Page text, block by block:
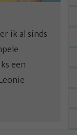
ik al sinds
een